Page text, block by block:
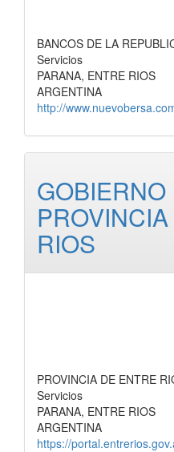
BANCOS DE LA
Servicios
PARANA, ENTRE RIOS
ARGENTINA
http://
RIOS
PROVINCIA DE ENTRE
Servicios
PARANA, ENTRE RIOS
ARGENTINA
https://